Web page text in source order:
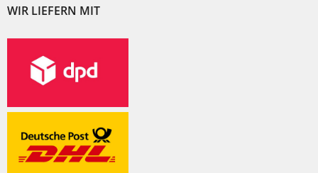
WIR LIEFERN MIT